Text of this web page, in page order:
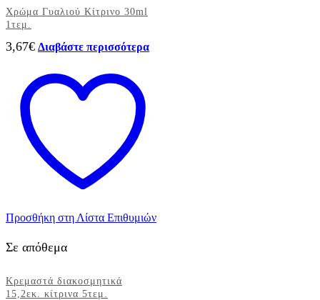
Χρώμα Γυαλιού Κίτρινο 30ml
1τεμ.
3,67€ Διαβάστε περισσότερα
Προσθήκη στη Λίστα Επιθυμιών
Σε απόθεμα
Κρεμαστά διακοσμητικά
15,2εκ. κίτρινα 5τεμ.